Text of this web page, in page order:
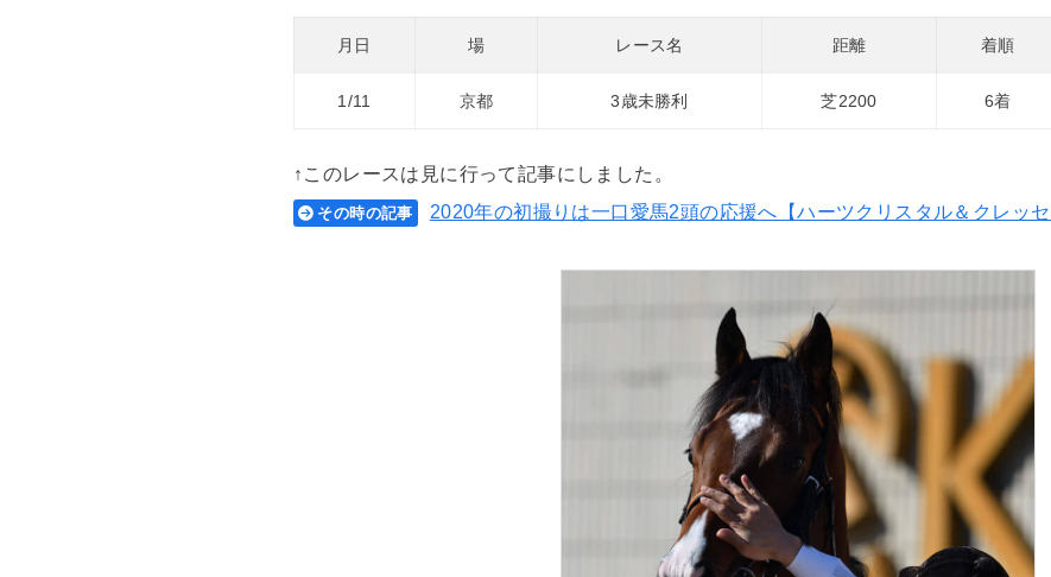
月日 場 レース名 距離 着順
1/11 京都 3歳未勝利 芝2200 6着
↑このレースは見に行って記事にしました。
その時の記事 2020年の初撮りは一口愛馬2頭の応援へ【ハーツクリスタル＆クレッセ